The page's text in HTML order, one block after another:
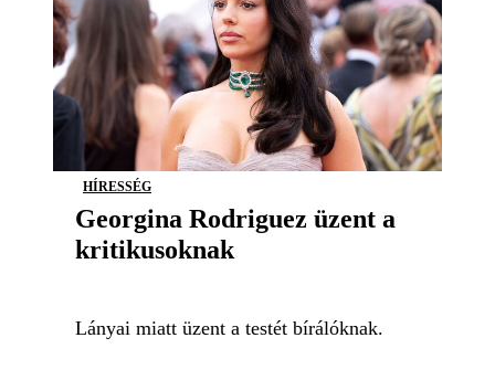
HÍRESSÉG
Georgina Rodriguez üzent a
kritikusoknak
Lányai miatt üzent a testét bírálóknak.